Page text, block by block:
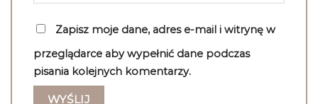
Zapisz moje dane, adres e-mail i witrynę w
przeglądarce aby wypełnić dane podczas
pisania kolejnych komentarzy.